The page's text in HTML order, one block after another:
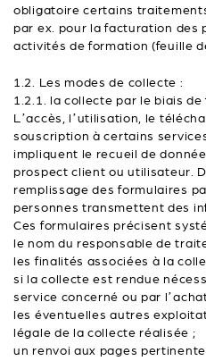
obligatoire certains
par ex. pour la facturation des
activités de formation (feuille
1.2. Les modes de collecte :
1.2.1. la collecte par le biais de
L’accès, l’utilisation, le
souscription à certains
impliquent le recueil de
prospect client ou utilisateur.
remplissage des formulaires
personnes transmettent des
Ces formulaires précisent
le nom du responsable de
les finalités associées à la
si la collecte est rendue
service concerné ou par
les éventuelles autres
légale de la collecte réalisée ;
un renvoi aux pages